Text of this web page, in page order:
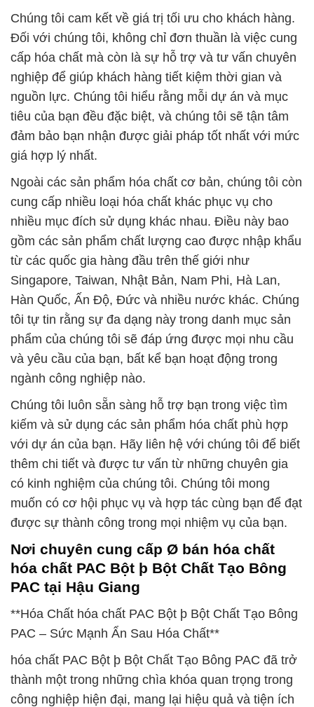
Chúng tôi cam kết về giá trị tối ưu cho khách hàng.
Đối với chúng tôi, không chỉ đơn thuần là việc cung
cấp hóa chất mà còn là sự hỗ trợ và tư vấn chuyên
nghiệp để giúp khách hàng tiết kiệm thời gian và
nguồn lực. Chúng tôi hiểu rằng mỗi dự án và mục
tiêu của bạn đều đặc biệt, và chúng tôi sẽ tận tâm
đảm bảo bạn nhận được giải pháp tốt nhất với mức
giá hợp lý nhất.
Ngoài các sản phẩm hóa chất cơ bản, chúng tôi còn
cung cấp nhiều loại hóa chất khác phục vụ cho
nhiều mục đích sử dụng khác nhau. Điều này bao
gồm các sản phẩm chất lượng cao được nhập khẩu
từ các quốc gia hàng đầu trên thế giới như
Singapore, Taiwan, Nhật Bản, Nam Phi, Hà Lan,
Hàn Quốc, Ấn Độ, Đức và nhiều nước khác. Chúng
tôi tự tin rằng sự đa dạng này trong danh mục sản
phẩm của chúng tôi sẽ đáp ứng được mọi nhu cầu
và yêu cầu của bạn, bất kể bạn hoạt động trong
ngành công nghiệp nào.
Chúng tôi luôn sẵn sàng hỗ trợ bạn trong việc tìm
kiếm và sử dụng các sản phẩm hóa chất phù hợp
với dự án của bạn. Hãy liên hệ với chúng tôi để biết
thêm chi tiết và được tư vấn từ những chuyên gia
có kinh nghiệm của chúng tôi. Chúng tôi mong
muốn có cơ hội phục vụ và hợp tác cùng bạn để đạt
được sự thành công trong mọi nhiệm vụ của bạn.
Nơi chuyên cung cấp Ø bán hóa chất
hóa chất PAC Bột þ Bột Chất Tạo Bông
PAC tại Hậu Giang
**Hóa Chất hóa chất PAC Bột þ Bột Chất Tạo Bông
PAC – Sức Mạnh Ẩn Sau Hóa Chất**
hóa chất PAC Bột þ Bột Chất Tạo Bông PAC đã trở
thành một trong những chìa khóa quan trọng trong
công nghiệp hiện đại, mang lại hiệu quả và tiện ích